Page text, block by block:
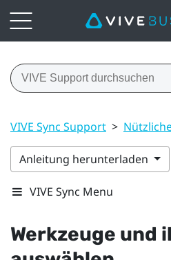
VIVE Sync Support >
Anleitung herunterladen
VIVE Sync Menu
Werkzeuge und